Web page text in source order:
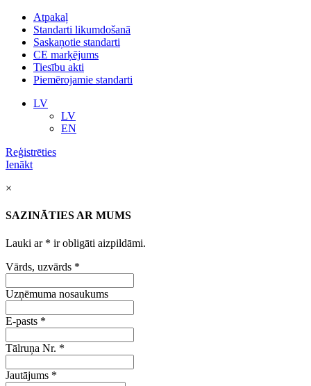
Atpakaļ
Standarti likumdošanā
Saskaņotie standarti
CE marķējums
Tiesību akti
Piemērojamie standarti
LV
LV
EN
Reģistrēties
Ienākt
×
SAZINĀTIES AR MUMS
Lauki ar * ir obligāti aizpildāmi.
Vārds, uzvārds *
Uzņēmuma nosaukums
E-pasts *
Tālruņa Nr. *
Jautājums *